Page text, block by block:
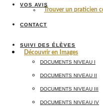
Trouver un praticien
Découvrir en Images
VOS AVIS
CONTACT
SUIVI DES ÉLÈVES
DOCUMENTS NIVEAU I
DOCUMENTS NIVEAU II
DOCUMENTS NIVEAU III
DOCUMENTS NIVEAU IV